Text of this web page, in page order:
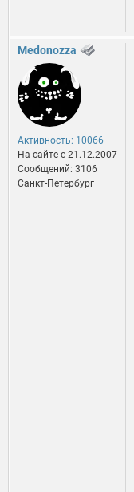
Medonozza
Активность: 10066
На сайте c 21.12.2007
Сообщений: 3106
Санкт-Петербург